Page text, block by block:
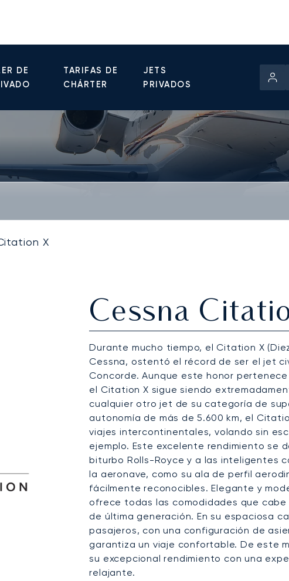
DE
TARIFAS DE
CHÁRTER
JETS
PRIVADOS
X
Cessna
Durante mucho tiempo, el Citation X
Cessna, ostentó el récord de ser el jet
Concorde. Aunque este honor
el Citation X sigue siendo
cualquier otro jet de su categoría de
autonomía de más de 5.600 km, el
viajes intercontinentales, volando sin
ejemplo. Este excelente rendimiento se
biturbo Rolls-Royce y a las inteligentes
la aeronave, como su ala de perfil
fácilmente reconocibles. Elegante y
ofrece todas las comodidades que
de última generación. En su espaciosa
pasajeros, con una configuración de
garantiza un viaje confortable. De este
su excepcional rendimiento con una
relajante.